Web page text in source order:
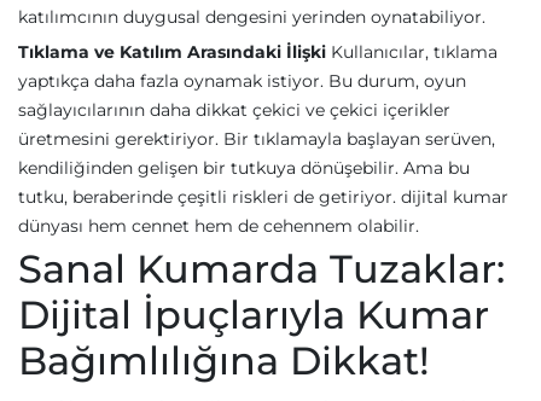
katılımcının duygusal dengesini yerinden oynatabiliyor.
Tıklama ve Katılım Arasındaki İlişki Kullanıcılar, tıklama
yaptıkça daha fazla oynamak istiyor. Bu durum, oyun
sağlayıcılarının daha dikkat çekici ve çekici içerikler
üretmesini gerektiriyor. Bir tıklamayla başlayan serüven,
kendiliğinden gelişen bir tutkuya dönüşebilir. Ama bu
tutku, beraberinde çeşitli riskleri de getiriyor. dijital kumar
dünyası hem cennet hem de cehennem olabilir.
Sanal Kumarda Tuzaklar:
Dijital İpuçlarıyla Kumar
Bağımlılığına Dikkat!